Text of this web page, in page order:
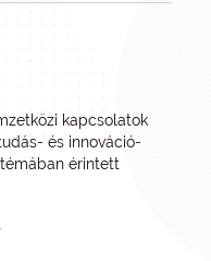
kapcsolatok
és innováció-
érintett